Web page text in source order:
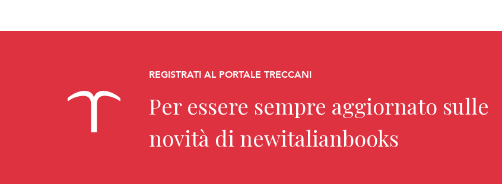
REGISTRATI AL PORTALE TRECCANI
Per essere sempre aggiornato sulle
novità di newitalianbooks